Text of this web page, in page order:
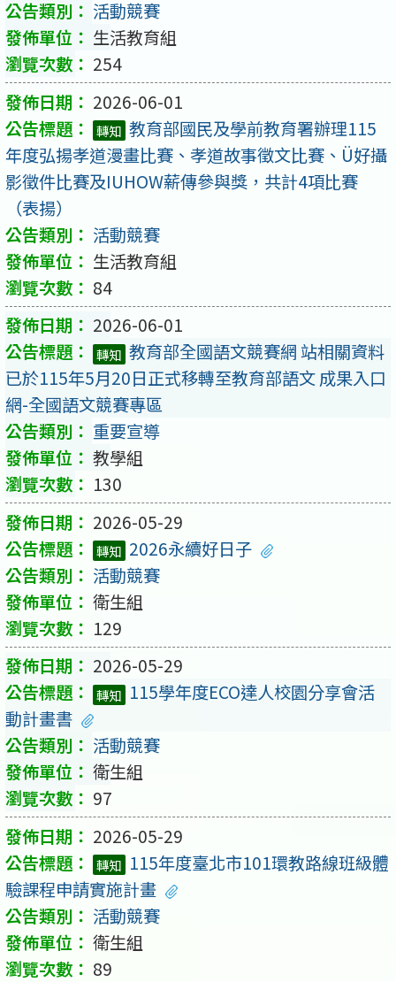
活動競賽
生活教育組
254
2026-06-01
轉知 教育部國民及學前教育署辦理115
年度弘揚孝道漫畫比賽、孝道故事徵文比賽、Ü好攝
影徵件比賽及IUHOW薪傳參與獎，共計4項比賽
（表揚）
活動競賽
生活教育組
84
2026-06-01
轉知 教育部全國語文競賽網 站相關資料
已於115年5月20日正式移轉至教育部語文 成果入口
網-全國語文競賽專區
重要宣導
教學組
130
2026-05-29
轉知 2026永續好日子
活動競賽
衛生組
129
2026-05-29
轉知 115學年度ECO達人校園分享會活
動計畫書
活動競賽
衛生組
97
2026-05-29
轉知 115年度臺北市101環教路線班級體
驗課程申請實施計畫
活動競賽
衛生組
89